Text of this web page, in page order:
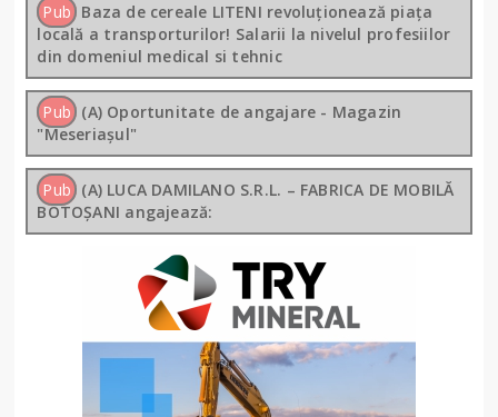
Pub Baza de cereale LITENI revoluționează piața
locală a transporturilor! Salarii la nivelul profesiilor
din domeniul medical si tehnic
Pub (A) Oportunitate de angajare - Magazin
"Meseriașul"
Pub (A) LUCA DAMILANO S.R.L. – FABRICA DE MOBILĂ
BOTOȘANI angajează: